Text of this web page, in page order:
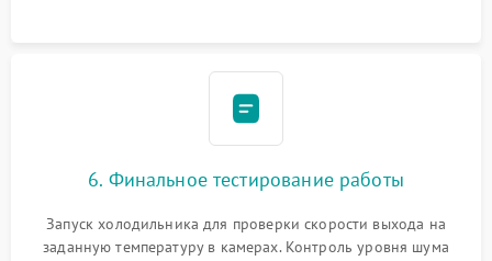
6. Финальное тестирование работы
Запуск холодильника для проверки скорости выхода на
заданную температуру в камерах. Контроль уровня шума